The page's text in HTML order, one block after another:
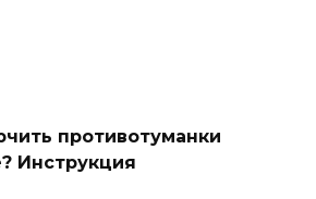
противотуманки
Инструкция